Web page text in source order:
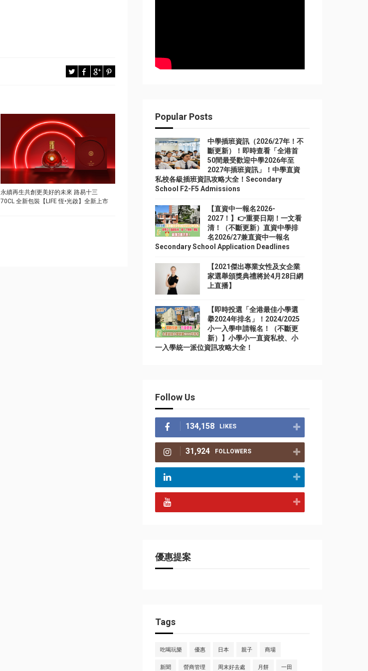
永續再生共創更美好的未來 路易十三
70CL 全新包裝【LIFE 恆•光啟】全新上市
Popular Posts
中學插班資訊（2026/27年！不
斷更新）！即時查看「全港首
50間最受歡迎中學2026年至
2027年插班資訊」！中學直資
私校各級插班資訊攻略大全！Secondary
School F2-F5 Admissions
【直資中一報名2026-
2027！】👉重要日期！一文看
清！（不斷更新）直資中學排
名2026/27兼直資中一報名
Secondary School Application Deadlines
【2021傑出專業女性及女企業
家選舉頒獎典禮將於4月28日網
上直播】
【即時投選「全港最佳小學選
擧2024年排名」！2024/2025
小一入學申請報名！（不斷更
新）】小學小一直資私校、小
一入學統一派位資訊攻略大全！
Follow Us
134,158 LIKES
31,924 FOLLOWERS
優惠提案
Tags
吃喝玩樂 優惠 日本 親子 商場
新聞 營商管理 周末好去處 月餅 一田